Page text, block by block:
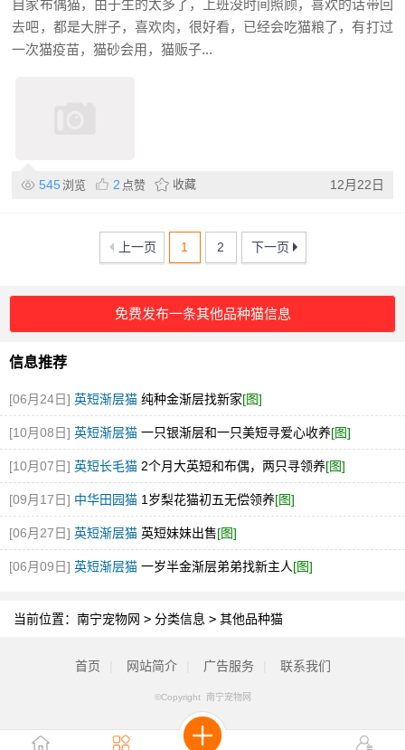
自家布偶猫，由于生的太多了，上班没时间照顾，喜欢的话带回
去吧，都是大胖子，喜欢肉，很好看，已经会吃猫粮了，有打过
一次猫疫苗，猫砂会用，猫贩子...
545 浏览 2 点赞 收藏 12月22日
上一页 1 2 下一页
免费发布一条其他品种猫信息
信息推荐
[06月24日] 英短渐层猫 纯种金渐层找新家[图]
[10月08日] 英短渐层猫 一只银渐层和一只美短寻爱心收养[图]
[10月07日] 英短长毛猫 2个月大英短和布偶，两只寻领养[图]
[09月17日] 中华田园猫 1岁梨花猫初五无偿领养[图]
[06月27日] 英短渐层猫 英短妹妹出售[图]
[06月09日] 英短渐层猫 一岁半金渐层弟弟找新主人[图]
当前位置： 南宁宠物网 > 分类信息 > 其他品种猫
首页 网站简介 广告服务 联系我们
©Copyright 南宁宠物网